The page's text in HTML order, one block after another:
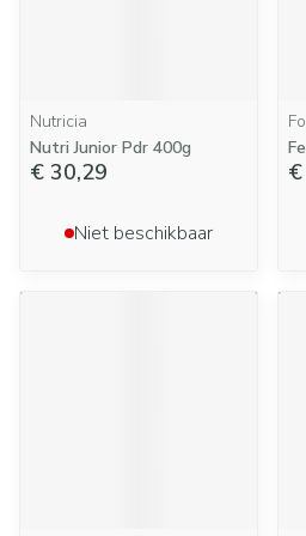
Nutricia
Nutri Junior Pdr 400g
€ 30,29
Niet beschikbaar